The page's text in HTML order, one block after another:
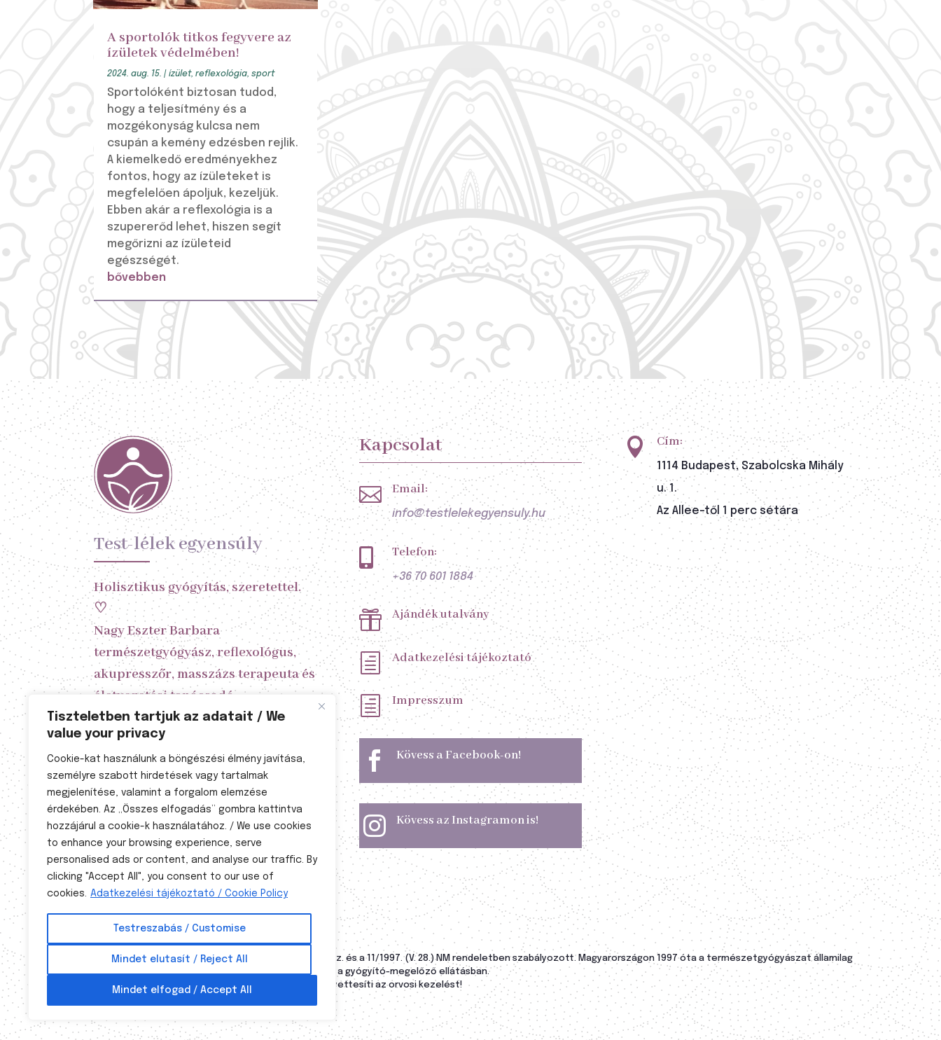
Tiszteletben tartjuk az adatait / We
value your privacy
Cookie-kat használunk a böngészési élmény javítása,
személyre szabott hirdetések vagy tartalmak
megjelenítése, valamint a forgalom elemzése
érdekében. Az „Összes elfogadás” gombra kattintva
hozzájárul a cookie-k használatához. / We use cookies
to enhance your browsing experience, serve
personalised ads or content, and analyse our traffic. By
clicking "Accept All", you consent to our use of
cookies. Adatkezelési tájékoztató / Cookie Policy
Testreszabás / Customise
Mindet elutasít / Reject All
Mindet elfogad / Accept All
A sportolók titkos fegyvere az
ízületek védelmében!
2024. aug. 15. |ízület,reflexológia,sport
Sportolóként biztosan tudod,
hogy a teljesítmény és a
mozgékonyság kulcsa nem
csupán a kemény edzésben rejlik.
A kiemelkedő eredményekhez
fontos, hogy az ízületeket is
megfelelően ápoljuk, kezeljük.
Ebben akár a reflexológia is a
szupererőd lehet, hiszen segít
megőrizni az ízületeid
egészségét.
bővebben
Test-lélek egyensúly
Holisztikus gyógyítás, szeretettel.
♡
Nagy Eszter Barbara
természetgyógyász, reflexológus,
akupresszőr, masszázs terapeuta és
életvezetési tanácsadó
A kezelésekhez előzetes időpont
egyeztetés szükséges!
 Nyitvatartás
Hétfő 8-20
Szerda 8-20
Csütörtök 8-20
Péntek 8-20
Kapcsolat
 Email:
info@testlelekegyensuly.hu
 Telefon:
+36 70 601 1884
 Ajándék utalvány
h Adatkezelési tájékoztató
h Impresszum
 Kövess a Facebook-on!
 Kövess az Instagramon is!
 Cím:
1114 Budapest, Szabolcska Mihály
u. 1.
Az Allee-től 1 perc sétára
A természetgyógyászati tevékenység a 40/1997. (III. 5.) Korm. sz. és a 11/1997. (V. 28.) NM rendeletben szabályozott. Magyarországon 1997 óta a természetgyógyászat államilag
szabályozott, hivatalosan elismert egészségügyi tevékenység a gyógyító-megelőző ellátásban.
A természetgyógyászat nem diagnosztikus eljárás és nem helyettesíti az orvosi kezelést!